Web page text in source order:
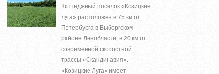
Коттеджный поселок «Козицкие
луга» расположен в 75 км от
Петербурга в Выборгском
районе Ленобласти, в 20 км от
современной скоростной
трассы «Скандинавия».
«Козицкие Луга» имеет